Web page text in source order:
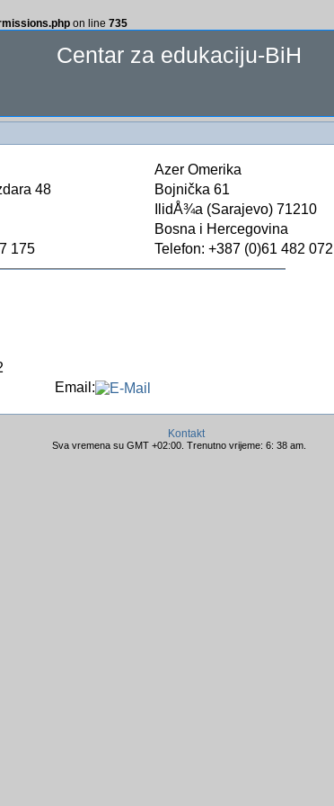
on line 735
Centar za edukaciju-BiH
Azer Omerika
48
Bojnička 61
IlidÅ¾a (Sarajevo) 71210
Bosna i Hercegovina
175
Telefon: +387 (0)61 482 072
Email:
Kontakt
Sva vremena su GMT +02:00. Trenutno vrijeme: 6: 38 am.